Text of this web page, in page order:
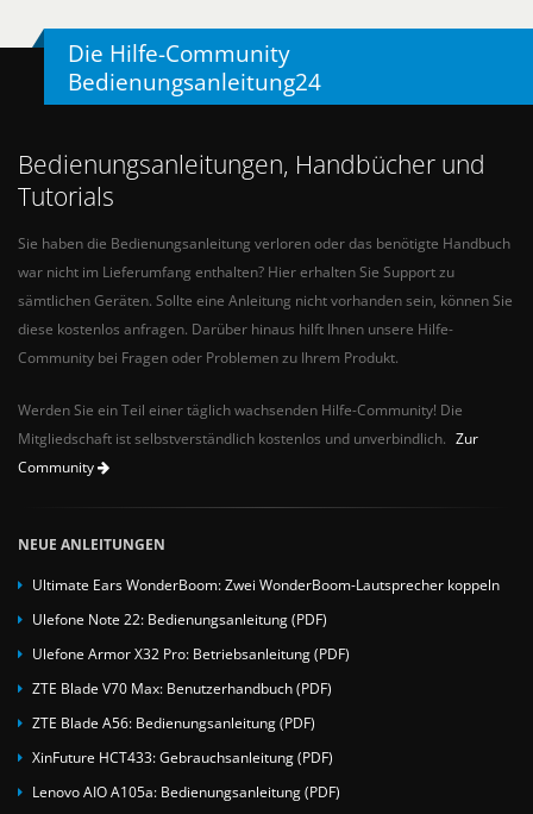
Die Hilfe-Community
Bedienungsanleitung24
Bedienungsanleitungen, Handbücher und
Tutorials
Sie haben die Bedienungsanleitung verloren oder das benötigte Handbuch
war nicht im Lieferumfang enthalten? Hier erhalten Sie Support zu
sämtlichen Geräten. Sollte eine Anleitung nicht vorhanden sein, können Sie
diese kostenlos anfragen. Darüber hinaus hilft Ihnen unsere Hilfe-
Community bei Fragen oder Problemen zu Ihrem Produkt.
Werden Sie ein Teil einer täglich wachsenden Hilfe-Community! Die
Mitgliedschaft ist selbstverständlich kostenlos und unverbindlich. Zur
Community
NEUE ANLEITUNGEN
Ultimate Ears WonderBoom: Zwei WonderBoom-Lautsprecher koppeln
Ulefone Note 22: Bedienungsanleitung (PDF)
Ulefone Armor X32 Pro: Betriebsanleitung (PDF)
ZTE Blade V70 Max: Benutzerhandbuch (PDF)
ZTE Blade A56: Bedienungsanleitung (PDF)
XinFuture HCT433: Gebrauchsanleitung (PDF)
Lenovo AIO A105a: Bedienungsanleitung (PDF)